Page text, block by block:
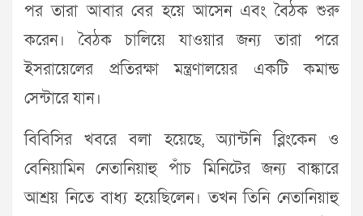
পর তারা আবার বের হয়ে আসেন এবং বৈঠক শুরু
করেন। বৈঠক চালিয়ে যাওয়ার জন্য তারা পরে
ইসরায়েলের প্রতিরক্ষা মন্ত্রণালয়ের একটি কমান্ড
সেন্টারে যান।
বিবিসির খবরে বলা হয়েছে, অ্যান্টনি ব্লিংকেন ও
বেনিয়ামিন নেতানিয়াহু পাঁচ মিনিটের জন্য বাঙ্কারে
আশ্রয় নিতে বাধ্য হয়েছিলেন। তখন তিনি নেতানিয়াহু